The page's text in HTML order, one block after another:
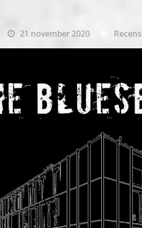
21 november 2020